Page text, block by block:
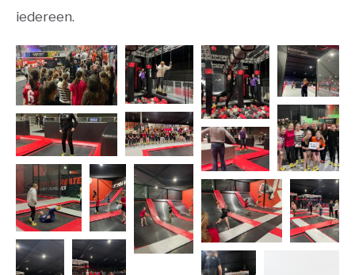
iedereen.